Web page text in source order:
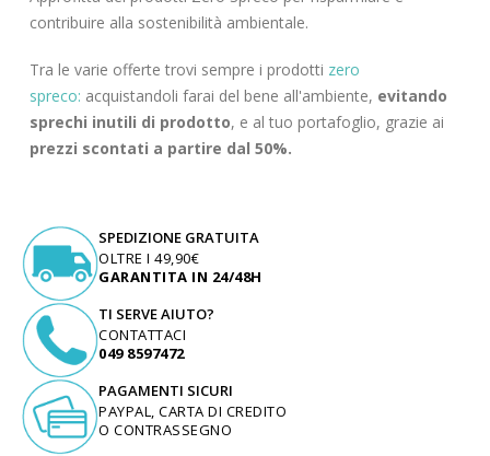
contribuire alla sostenibilità ambientale.
Tra le varie offerte trovi sempre i prodotti zero
spreco: acquistandoli farai del bene all'ambiente, evitando
sprechi inutili di prodotto, e al tuo portafoglio, grazie ai
prezzi scontati a partire dal 50%.
SPEDIZIONE GRATUITA
OLTRE I 49,90€
GARANTITA IN 24/48H
TI SERVE AIUTO?
CONTATTACI
049 8597472
PAGAMENTI SICURI
PAYPAL, CARTA DI CREDITO
O CONTRASSEGNO